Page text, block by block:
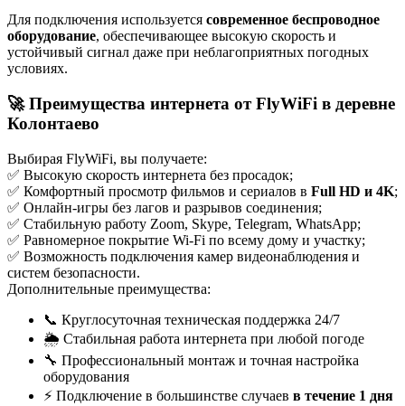
Для подключения используется современное беспроводное
оборудование, обеспечивающее высокую скорость и
устойчивый сигнал даже при неблагоприятных погодных
условиях.
🚀 Преимущества интернета от FlyWiFi в деревне
Колонтаево
Выбирая FlyWiFi, вы получаете:
✅ Высокую скорость интернета без просадок;
✅ Комфортный просмотр фильмов и сериалов в Full HD и 4K;
✅ Онлайн-игры без лагов и разрывов соединения;
✅ Стабильную работу Zoom, Skype, Telegram, WhatsApp;
✅ Равномерное покрытие Wi-Fi по всему дому и участку;
✅ Возможность подключения камер видеонаблюдения и
систем безопасности.
Дополнительные преимущества:
📞 Круглосуточная техническая поддержка 24/7
🌦️ Стабильная работа интернета при любой погоде
🔧 Профессиональный монтаж и точная настройка
оборудования
⚡ Подключение в большинстве случаев в течение 1 дня